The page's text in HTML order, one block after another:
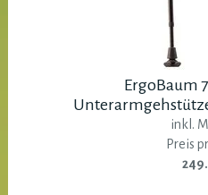
ErgoBaum
inkl.
Preis